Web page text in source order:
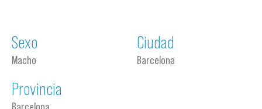
Sexo
Macho
Ciudad
Barcelona
Provincia